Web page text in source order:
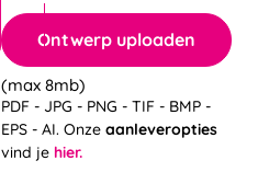
Ontwerp uploaden
(max 8mb)
PDF - JPG - PNG - TIF - BMP -
EPS - AI. Onze aanleveropties
vind je hier.